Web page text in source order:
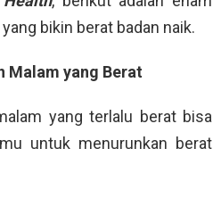
bikin berat badan naik.
Malam yang Berat
yang terlalu berat bisa
untuk menurunkan berat